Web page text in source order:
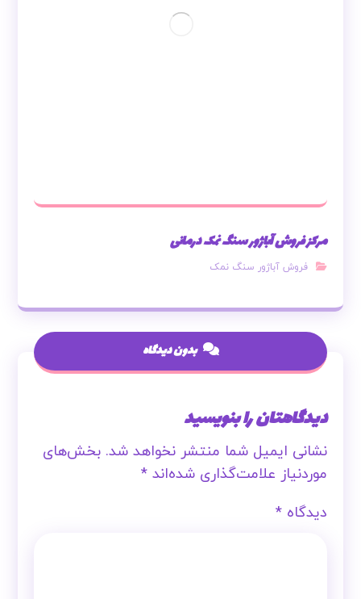
مرکز فروش آباژور سنگ نمک درمانی
فروش آباژور سنگ نمک
بدون دیدگاه
دیدگاهتان را بنویسید
نشانی ایمیل شما منتشر نخواهد شد. بخش‌های
موردنیاز علامت‌گذاری شده‌اند*
دیدگاه*